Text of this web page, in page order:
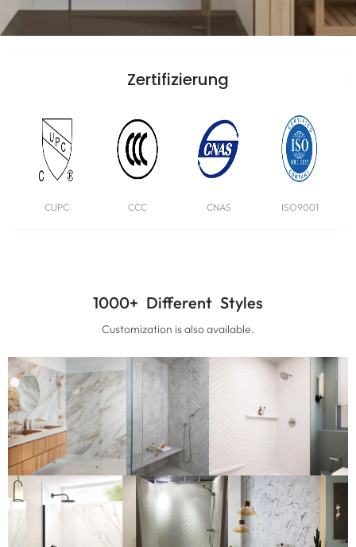
Zertifizierung
UL ETL CE SGCC
1000+ Different Styles
Customization is also available.